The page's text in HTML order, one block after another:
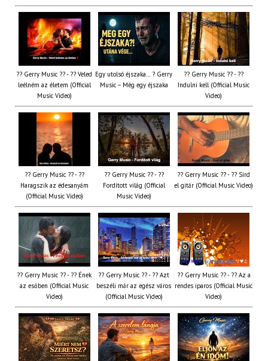
?? Gerry Music ?? - ?? Veled
leélném az életem (Official
Music Video)
Egy utolsó éjszaka… ? Gerry
Music – Még egy éjszaka
?? Gerry Music ?? - ??
Indulni kell (Official Music
Video)
?? Gerry Music ?? - ??
Haragszik az édesanyám
(Official Music Video)
?? Gerry Music ?? - ??
Fordított világ (Official
Music Video)
?? Gerry Music ?? - ?? Sírd
el gitár (Official Music Video)
?? Gerry Music ?? - ?? Ének
az esőben (Official Music
Video)
?? Gerry Music ?? - ?? Azt
beszéli már az egész város
(Official Music Video)
?? Gerry Music ?? - ?? Az a
rendes iparos (Official Music
Video)